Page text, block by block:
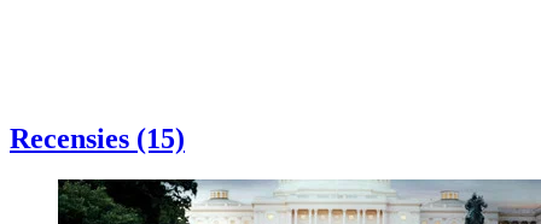
Recensies (15)